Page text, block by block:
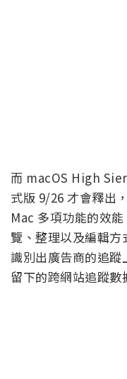
而 macOS High
式版 9/26 才會釋出
Mac 多項功能的效
覽、整理以及編輯
識別出廣告商的追
留下的跨網站追蹤數